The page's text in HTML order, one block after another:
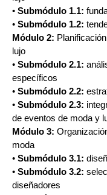
• Submódulo 1.1:
• Submódulo 1.2:
Módulo 2:
lujo
• Submódulo 2.1:
específicos
• Submódulo 2.2:
• Submódulo 2.3:
de eventos de moda y
Módulo 3:
moda
• Submódulo 3.1:
• Submódulo 3.2:
diseñadores